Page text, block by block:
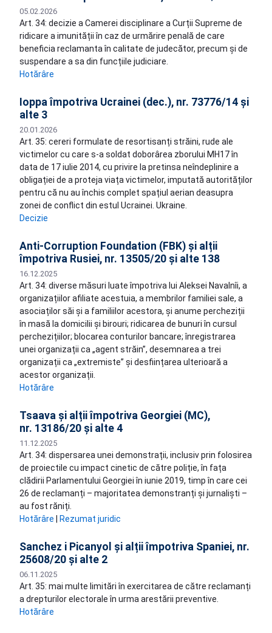
05.02.2026
Art. 34: decizie a Camerei disciplinare a Curții Supreme de
ridicare a imunității în caz de urmărire penală de care
beneficia reclamanta în calitate de judecător, precum și de
suspendare a sa din funcțiile judiciare.
Hotărâre
Ioppa împotriva Ucrainei (dec.), nr. 73776/14 și
alte 3
20.01.2026
Art. 35: cereri formulate de resortisanți străini, rude ale
victimelor cu care s-a soldat doborârea zborului MH17 în
data de 17 iulie 2014, cu privire la pretinsa neîndeplinire a
obligației de a proteja viața victimelor, imputată autorităților
pentru că nu au închis complet spațiul aerian deasupra
zonei de conflict din estul Ucrainei. Ukraine.
Decizie
Anti-Corruption Foundation (FBK) și alții
împotriva Rusiei, nr. 13505/20 și alte 138
16.12.2025
Art. 34: diverse măsuri luate împotriva lui Aleksei Navalnîi, a
organizațiilor afiliate acestuia, a membrilor familiei sale, a
asociaților săi și a familiilor acestora, și anume percheziții
în masă la domicilii și birouri; ridicarea de bunuri în cursul
perchezițiilor; blocarea conturilor bancare; înregistrarea
unei organizații ca „agent străin”, desemnarea a trei
organizații ca „extremiste” și desființarea ulterioară a
acestor organizații.
Hotărâre
Tsaava și alții împotriva Georgiei (MC),
nr. 13186/20 și alte 4
11.12.2025
Art. 34: dispersarea unei demonstrații, inclusiv prin folosirea
de proiectile cu impact cinetic de către poliție, în fața
clădirii Parlamentului Georgiei în iunie 2019, timp în care cei
26 de reclamanți – majoritatea demonstranți și jurnaliști –
au fost răniți.
Hotărâre
Rezumat juridic
Sanchez i Picanyol și alții împotriva Spaniei, nr.
25608/20 și alte 2
06.11.2025
Art. 35: mai multe limitări în exercitarea de către reclamanți
a drepturilor electorale în urma arestării preventive.
Hotărâre